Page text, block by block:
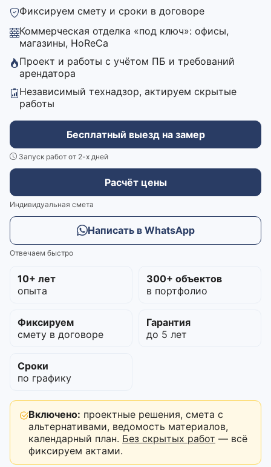
Фиксируем смету и сроки в договоре
Коммерческая отделка «под ключ»: офисы,
магазины, HoReCa
Проект и работы с учётом ПБ и требований
арендатора
Независимый технадзор, актируем скрытые
работы
Бесплатный выезд на замер
Запуск работ от 2-х дней
Расчёт цены
Индивидуальная смета
Написать в WhatsApp
Отвечаем быстро
10+ лет
опыта
300+ объектов
в портфолио
Фиксируем
смету в договоре
Гарантия
до 5 лет
Сроки
по графику
Включено: проектные решения, смета с
альтернативами, ведомость материалов,
календарный план. Без скрытых работ — всё
фиксируем актами.